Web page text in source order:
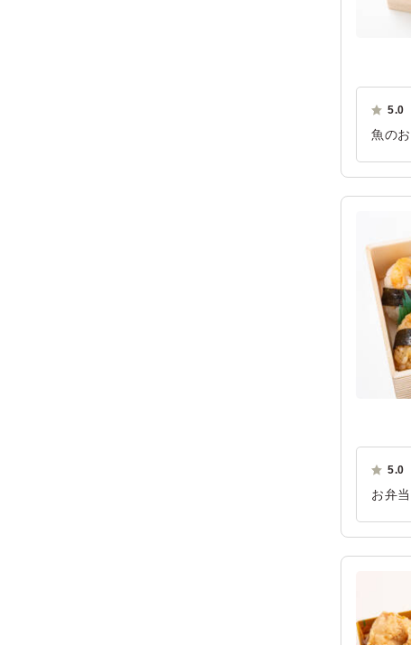
5.0
魚の
5.0
お弁
い点